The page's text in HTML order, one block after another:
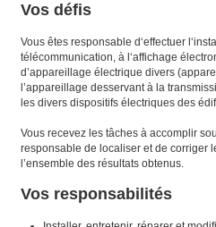
Vos défis
Vous êtes responsable d‘effectuer
télécommunication, à l‘affichage
d’appareillage électrique divers
l’appareillage desservant à la
les divers dispositifs électriques des
Vous recevez les tâches à accomplir
responsable de localiser et de corriger
l’ensemble des résultats obtenus.
Vos responsabilités